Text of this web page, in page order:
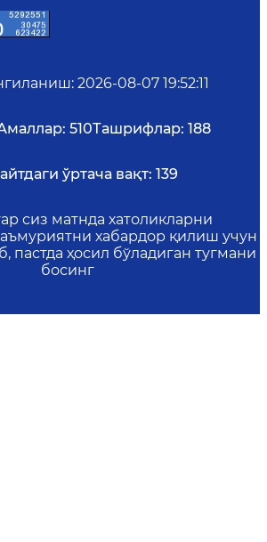
: 2026-08-07 19:52:11
510Ташрифлар: 188
ўртача вақт: 139
сиз матнда хатоликларни
хабардор қилиш учун
пастда ҳосил бўладиган тугмани
босинг